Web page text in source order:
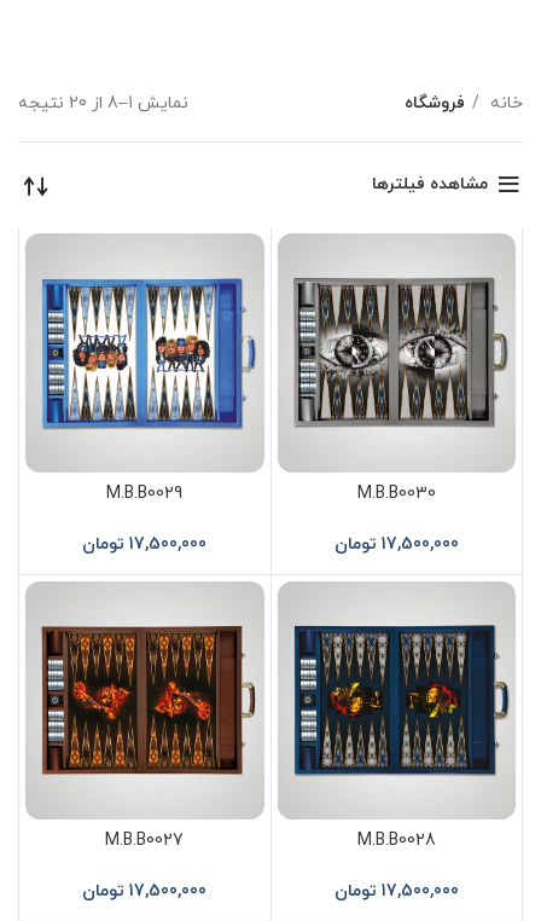
خانه فروشگاه نمایش 1–8 از 20 نتیجه
مشاهده فیلترها
M.B.B0030
17,500,000 تومان
M.B.B0029
17,500,000 تومان
M.B.B0028
17,500,000 تومان
M.B.B0027
17,500,000 تومان